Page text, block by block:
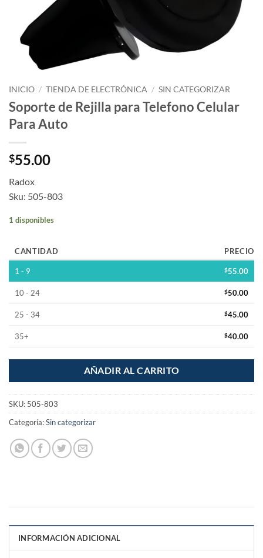
INICIO / TIENDA DE ELECTRÓNICA / SIN CATEGORIZAR
Soporte de Rejilla para Telefono Celular
Para Auto
$55.00
Radox
Sku: 505-803
1 disponibles
CANTIDAD PRECIO
1 - 9 $55.00
10 - 24 $50.00
25 - 34 $45.00
35+ $40.00
AÑADIR AL CARRITO
SKU: 505-803
Categoría:Sin categorizar
INFORMACIÓN ADICIONAL